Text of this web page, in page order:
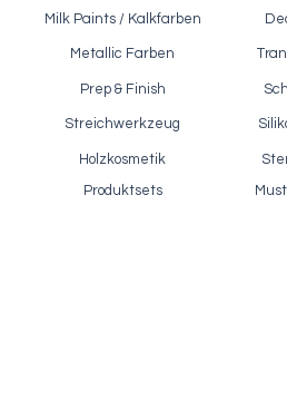
Schnellansicht
Reißlack / Polyvine - Crackle Glaze,
500ml
Milk Paints / Kalkfarben
Metallic Farben
Prep & Finish
Streichwerkzeug
Holzkosmetik
Produktsets